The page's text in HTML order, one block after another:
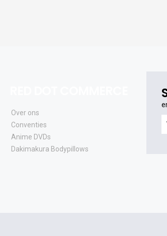
Over ons
Conventies
Anime DVDs
Dakimakura Bodypillows